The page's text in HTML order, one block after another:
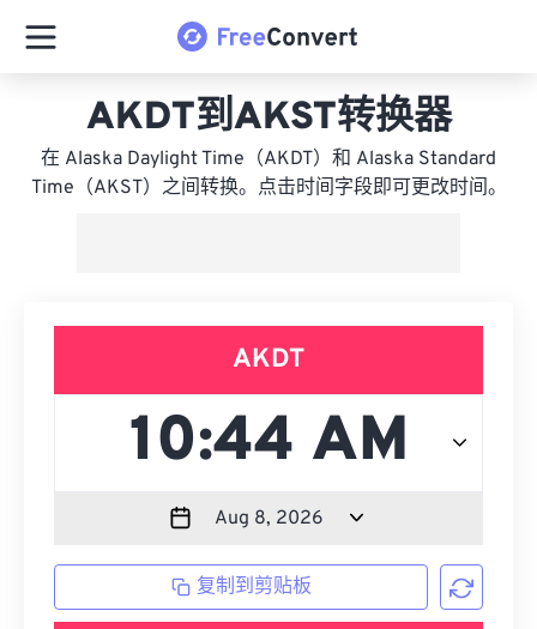
AKDT到AKST转换器
在 Alaska Daylight Time（AKDT）和 Alaska Standard
Time（AKST）之间转换。点击时间字段即可更改时间。
AKDT
复制到剪贴板